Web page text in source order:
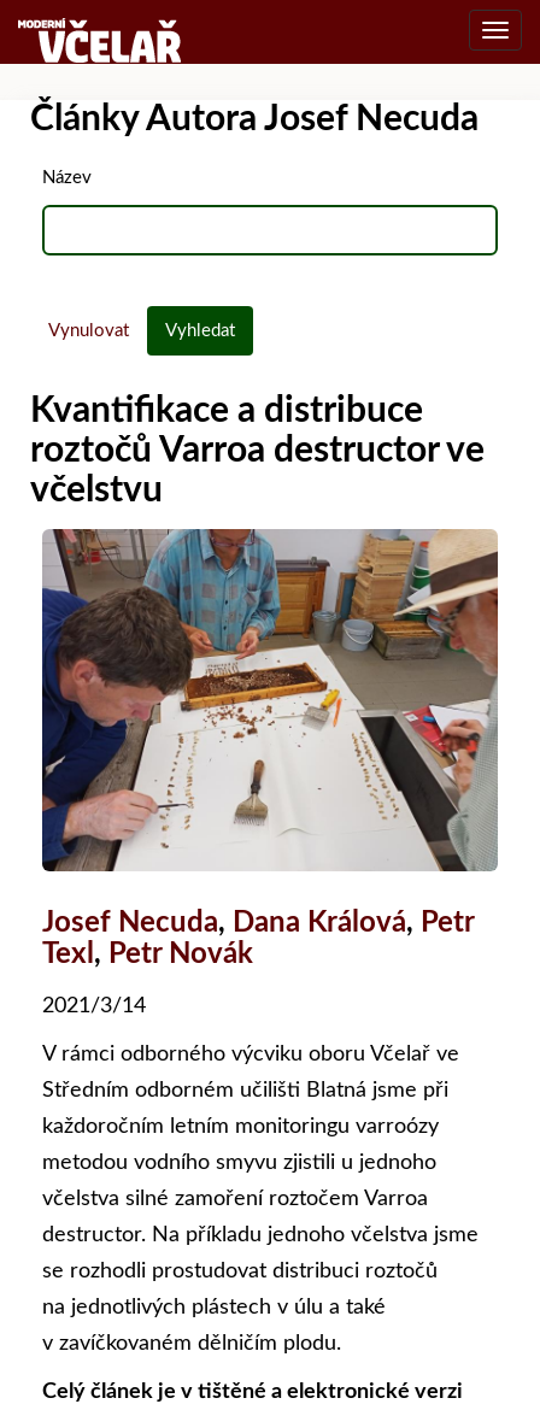
Články Autora Josef Necuda
Název
Vynulovat Vyhledat
Kvantifikace a distribuce
roztočů Varroa destructor ve
včelstvu
Josef Necuda, Dana Králová, Petr
Texl , Petr Novák
2021/3/14
V rámci odborného výcviku oboru Včelař ve
Středním odborném učilišti Blatná jsme při
každoročním letním monitoringu varroózy
metodou vodního smyvu zjistili u jednoho
včelstva silné zamoření roztočem Varroa
destructor. Na příkladu jednoho včelstva jsme
se rozhodli prostudovat distribuci roztočů
na jednotlivých plástech v úlu a také
v zavíčkovaném dělničím plodu.
Celý článek je v tištěné a elektronické verzi